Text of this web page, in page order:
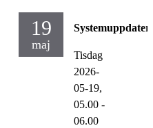
19
maj
Tisdag
2026-
05-19,
05.00 -
06.00